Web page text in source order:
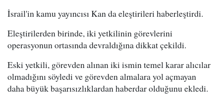
İsrail'in kamu yayıncısı Kan da eleştirileri haberleştirdi.
Eleştirilerden birinde, iki yetkilinin görevlerini
operasyonun ortasında devraldığına dikkat çekildi.
Eski yetkili, görevden alınan iki ismin temel karar alıcılar
olmadığını söyledi ve görevden almalara yol açmayan
daha büyük başarısızlıklardan haberdar olduğunu ekledi.